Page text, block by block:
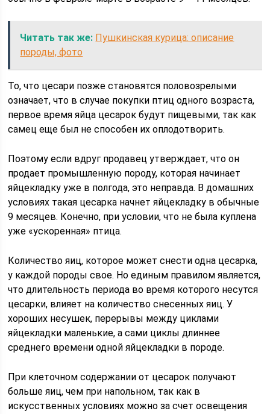
Читать так же: Пушкинская курица: описание
породы, фото
То, что цесари позже становятся половозрелыми
означает, что в случае покупки птиц одного возраста,
первое время яйца цесарок будут пищевыми, так как
самец еще был не способен их оплодотворить.
Поэтому если вдруг продавец утверждает, что он
продает промышленную породу, которая начинает
яйцекладку уже в полгода, это неправда. В домашних
условиях такая цесарка начнет яйцекладку в обычные
9 месяцев. Конечно, при условии, что не была куплена
уже «ускоренная» птица.
Количество яиц, которое может снести одна цесарка,
у каждой породы свое. Но единым правилом является,
что длительность периода во время которого несутся
цесарки, влияет на количество снесенных яиц. У
хороших несушек, перерывы между циклами
яйцекладки маленькие, а сами циклы длиннее
среднего времени одной яйцекладки в породе.
При клеточном содержании от цесарок получают
больше яиц, чем при напольном, так как в
искусственных условиях можно за счет освещения